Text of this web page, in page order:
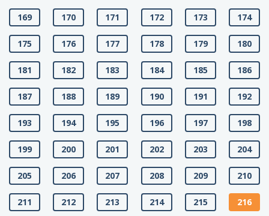
169 170 171 172 173 174
175 176 177 178 179 180
181 182 183 184 185 186
187 188 189 190 191 192
193 194 195 196 197 198
199 200 201 202 203 204
205 206 207 208 209 210
211 212 213 214 215 216